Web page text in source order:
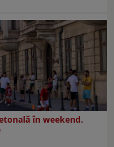
în weekend.